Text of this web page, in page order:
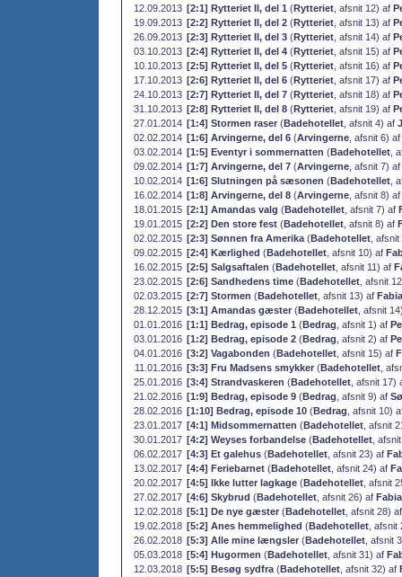
12.09.2013 [2:1] Rytteriet II, del 1 (Rytteriet , afsnit 12) af
19.09.2013 [2:2] Rytteriet II, del 2 (Rytteriet , afsnit 13) af
26.09.2013 [2:3] Rytteriet II, del 3 (Rytteriet , afsnit 14) af
03.10.2013 [2:4] Rytteriet II, del 4 (Rytteriet , afsnit 15) af
10.10.2013 [2:5] Rytteriet II, del 5 (Rytteriet , afsnit 16) af
17.10.2013 [2:6] Rytteriet II, del 6 (Rytteriet , afsnit 17) af
24.10.2013 [2:7] Rytteriet II, del 7 (Rytteriet , afsnit 18) af
31.10.2013 [2:8] Rytteriet II, del 8 (Rytteriet , afsnit 19) af
27.01.2014 [1:4] Stormen raser (Badehotellet , afsnit 4) af
02.02.2014 [1:6] Arvingerne, del 6 (Arvingerne , afsnit 6) af
03.02.2014 [1:5] Eventyr i sommernatten (Badehotellet ,
09.02.2014 [1:7] Arvingerne, del 7 (Arvingerne , afsnit 7) af
10.02.2014 [1:6] Slutningen på sæsonen (Badehotellet ,
16.02.2014 [1:8] Arvingerne, del 8 (Arvingerne , afsnit 8) af
18.01.2015 [2:1] Amandas valg (Badehotellet , afsnit 7) af
19.01.2015 [2:2] Den store fest (Badehotellet , afsnit 8) af
02.02.2015 [2:3] Sønnen fra Amerika (Badehotellet ,
09.02.2015 [2:4] Kærlighed (Badehotellet , afsnit 10) af
16.02.2015 [2:5] Salgsaftalen (Badehotellet , afsnit 11) af
23.02.2015 [2:6] Sandhedens time (Badehotellet , afsnit
02.03.2015 [2:7] Stormen (Badehotellet , afsnit 13) af
28.12.2015 [3:1] Amandas gæster (Badehotellet , afsnit
01.01.2016 [1:1] Bedrag, episode 1 (Bedrag , afsnit 1) af
03.01.2016 [1:2] Bedrag, episode 2 (Bedrag , afsnit 2) af
04.01.2016 [3:2] Vagabonden (Badehotellet , afsnit 15) af
11.01.2016 [3:3] Fru Madsens smykker (Badehotellet ,
25.01.2016 [3:4] Strandvaskeren (Badehotellet , afsnit 17)
21.02.2016 [1:9] Bedrag, episode 9 (Bedrag , afsnit 9) af
28.02.2016 [1:10] Bedrag, episode 10 (Bedrag , afsnit 10)
23.01.2017 [4:1] Midsommernatten (Badehotellet , afsnit
30.01.2017 [4:2] Weyses forbandelse (Badehotellet ,
06.02.2017 [4:3] Et galehus (Badehotellet , afsnit 23) af
13.02.2017 [4:4] Feriebarnet (Badehotellet , afsnit 24) af
20.02.2017 [4:5] Ikke lutter lagkage (Badehotellet , afsnit
27.02.2017 [4:6] Skybrud (Badehotellet , afsnit 26) af
12.02.2018 [5:1] De nye gæster (Badehotellet , afsnit 28)
19.02.2018 [5:2] Anes hemmelighed (Badehotellet ,
26.02.2018 [5:3] Alle mine længsler (Badehotellet , afsnit
05.03.2018 [5:4] Hugormen (Badehotellet , afsnit 31) af
12.03.2018 [5:5] Besøg sydfra (Badehotellet , afsnit 32) af